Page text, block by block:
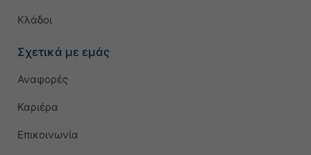
Κλάδοι
Σχετικά με εμάς
Αναφορές
Καριέρα
Επικοινωνία